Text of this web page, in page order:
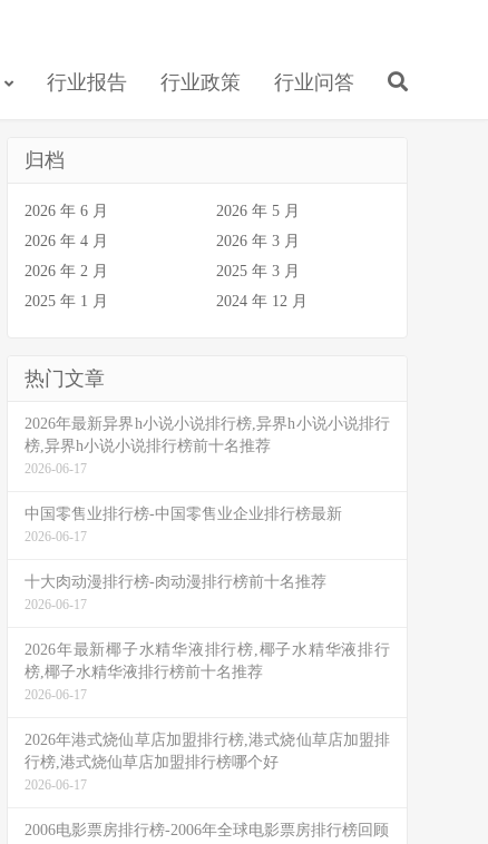
行业报告 行业政策 行业问答
归档
2026 年 6 月
2026 年 5 月
2026 年 4 月
2026 年 3 月
2026 年 2 月
2025 年 3 月
2025 年 1 月
2024 年 12 月
热门文章
2026年最新异界h小说小说排行榜,异界h小说小说排行
榜,异界h小说小说排行榜前十名推荐
2026-06-17
中国零售业排行榜-中国零售业企业排行榜最新
2026-06-17
十大肉动漫排行榜-肉动漫排行榜前十名推荐
2026-06-17
2026年最新椰子水精华液排行榜,椰子水精华液排行
榜,椰子水精华液排行榜前十名推荐
2026-06-17
2026年港式烧仙草店加盟排行榜,港式烧仙草店加盟排
行榜,港式烧仙草店加盟排行榜哪个好
2026-06-17
2006电影票房排行榜-2006年全球电影票房排行榜回顾